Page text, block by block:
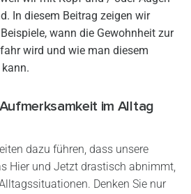
In diesem Beitrag zeigen wir
wann die Gewohnheit zur
wird und wie man diesem
im Alltag
dazu führen, dass unsere
Hier und Jetzt drastisch abnimmt,
Denken Sie nur